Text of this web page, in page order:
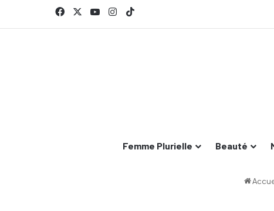
FacebookYouTubeInstagram
Femme Plurielle Beauté